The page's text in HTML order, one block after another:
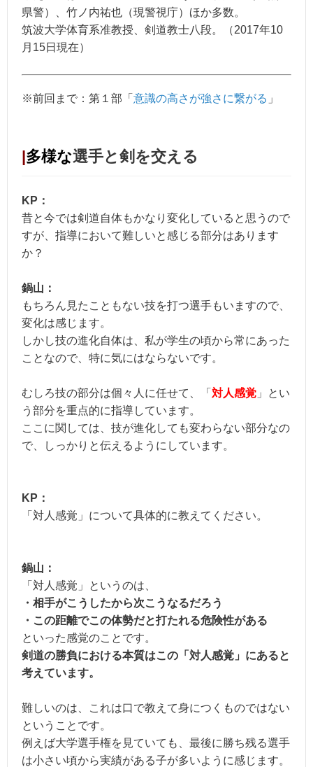
県警）、竹ノ内祐也（現警視庁）ほか多数。
筑波大学体育系准教授、剣道教士八段。（2017年10
月15日現在）
※前回まで：第１部「 意識の高さが強さに繋がる 」
|多様な選手と剣を交える
KP：
昔と今では剣道自体もかなり変化していると思うので
すが、指導において難しいと感じる部分はあります
か？
鍋山：
もちろん見たこともない技を打つ選手もいますので、
変化は感じます。
しかし技の進化自体は、私が学生の頃から常にあった
ことなので、特に気にはならないです。
むしろ技の部分は個々人に任せて、「 対人感覚 」とい
う部分を重点的に指導しています。
ここに関しては、技が進化しても変わらない部分なの
で、しっかりと伝えるようにしています。
KP：
「対人感覚」について具体的に教えてください。
鍋山：
「対人感覚」というのは、
・相手がこうしたから次こうなるだろう
・この距離でこの体勢だと打たれる危険性がある
といった感覚のことです。
剣道の勝負における本質はこの「対人感覚」にあると
考えています。
難しいのは、これは口で教えて身につくものではない
ということです。
例えば大学選手権を見ていても、最後に勝ち残る選手
は小さい頃から実績がある子が多いように感じます。